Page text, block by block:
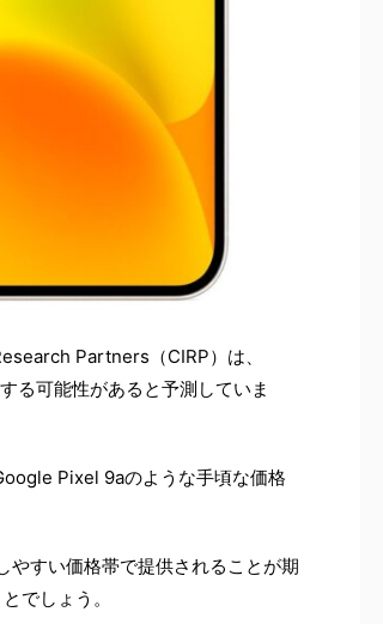
Partners（CIRP）は、
る可能性があると予測していま
Pixel 9aのような手頃な価格
すい価格帯で提供されることが期
でしょう。